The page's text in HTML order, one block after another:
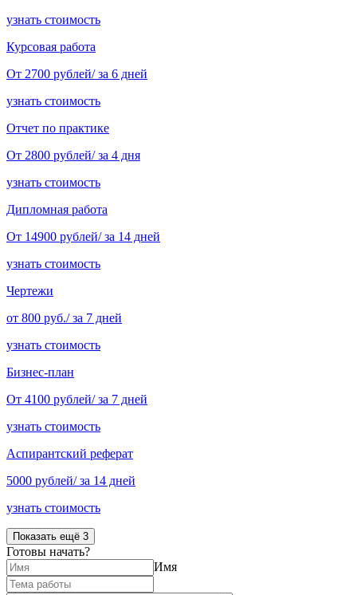
узнать стоимость
Курсовая работа
От 2700 рублей/ за 6 дней
узнать стоимость
Отчет по практике
От 2800 рублей/ за 4 дня
узнать стоимость
Дипломная работа
От 14900 рублей/ за 14 дней
узнать стоимость
Чертежи
от 800 руб./ за 7 дней
узнать стоимость
Бизнес-план
От 4100 рублей/ за 7 дней
узнать стоимость
Аспирантский реферат
5000 рублей/ за 14 дней
узнать стоимость
Показать ещё 3
Готовы начать?
Имя